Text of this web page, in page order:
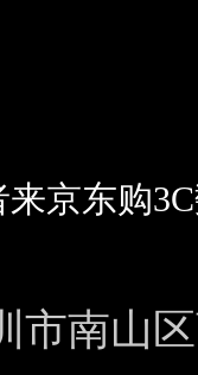
京东购
市南山